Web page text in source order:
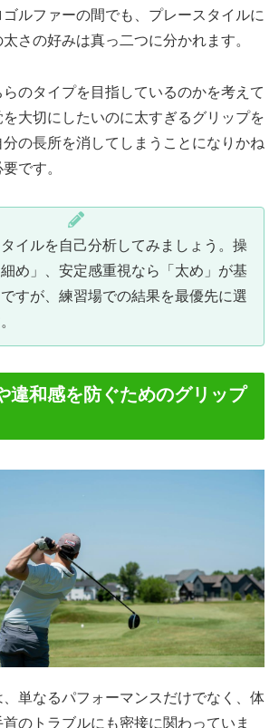
ルファーの間でも、プレースタイルに
さの好みは真っ二つに分かれます。
のタイプを目指しているのかを考えて
大切にしたいのに太すぎるグリップを
の長所を消してしまうことになりかね
です。
イルを自己分析してみましょう。操
め」、安定感重視なら「太め」が基
すが、練習場での結果を最優先に選
違和感を防ぐためのグリップ
単なるパフォーマンスだけでなく、体
のトラブルにも密接に関わっていま